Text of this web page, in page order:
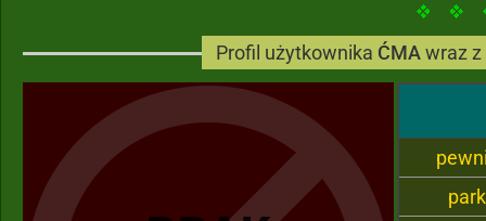
Profil użytkownika ĆMAwraz